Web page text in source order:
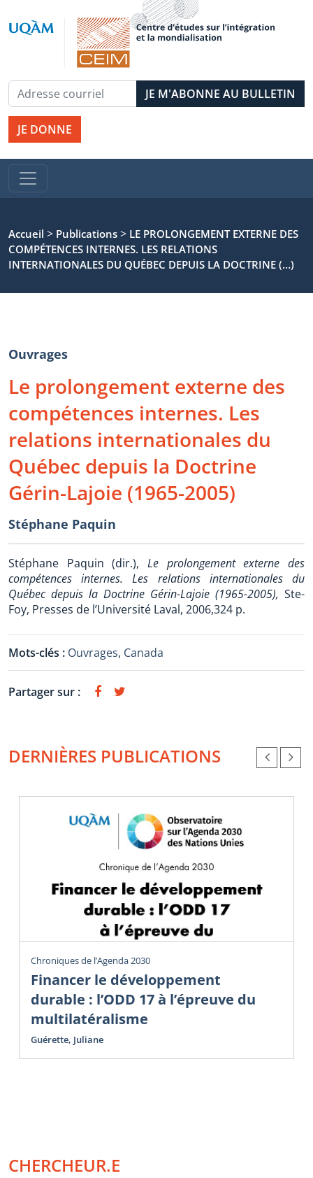
JE DONNE
Accueil > Publications > LE PROLONGEMENT EXTERNE DES
COMPÉTENCES INTERNES. LES RELATIONS
INTERNATIONALES DU QUÉBEC DEPUIS LA DOCTRINE (…)
Ouvrages
Le prolongement externe des
compétences internes. Les
relations internationales du
Québec depuis la Doctrine
Gérin-Lajoie (1965-2005)
Stéphane Paquin
Stéphane Paquin (dir.), Le prolongement externe des
compétences internes. Les relations internationales du
Québec depuis la Doctrine Gérin-Lajoie (1965-2005), Ste-
Foy, Presses de l’Université Laval, 2006,324 p.
Mots-clés : Ouvrages, Canada
Partager sur :
DERNIÈRES PUBLICATIONS
Chroniques de l’Agenda 2030
Financer le développement
durable : l’ODD 17 à l’épreuve du
multilatéralisme
Guérette, Juliane
CHERCHEUR.E